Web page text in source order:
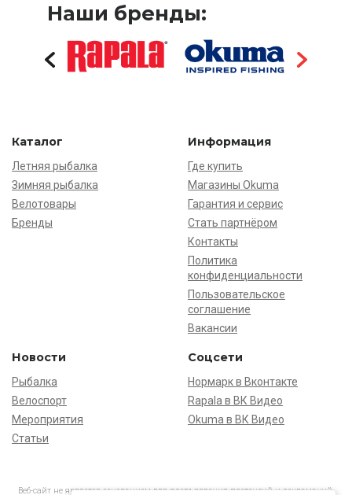
Наши бренды:
Каталог
Летняя рыбалка
Зимняя рыбалка
Велотовары
Бренды
Информация
Где купить
Магазины Okuma
Гарантия и сервис
Стать партнёром
Контакты
Политика
конфиденциальности
Пользовательское
соглашение
Вакансии
Новости
Рыбалка
Велоспорт
Мероприятия
Статьи
Соцсети
Нормарк в Вконтакте
Rapala в ВК Видео
Okuma в ВК Видео
Веб-сайт не является основанием для предъявления претензий и рекламаций,